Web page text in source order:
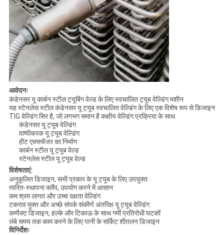
आवेदनः
कंडेनसर यू कार्बन स्टील ट्यूबिंग वेल्ड के लिए स्वचालित ट्यूब वेल्डिंग मशीन
यह स्टेनलेस स्टील कंडेनसर यू ट्यूब स्वचालित वेल्डिंग के लिए एक विशेष रूप से डिजाइन
TIG वेल्डिंग सिर है, जो लगभग समान है कक्षीय वेल्डिंग प्रक्रिया के साथ
कंडेनसर यू ट्यूब वेल्डिंग
वाष्पीकरक यू ट्यूब वेल्डिंग
हीट एक्सचेंजर का निर्माण
कार्बन स्टील यू ट्यूब वेल्ड
स्टेनलेस स्टील यू ट्यूब वेल्ड
विशेषताएं:
अनुकूलित डिजाइन, सभी प्रकार के यू ट्यूब के लिए उपयुक्त
त्वरित-स्थापना क्लैंप, उपयोग करने में आसान
कम श्रम लागत और उच्च दक्षता वेल्डिंग
टकराव मुक्त और अच्छे संपर्क संकीर्ण अंतरिक्ष यू ट्यूब वेल्डिंग
कम्पैक्ट डिजाइन, हल्के और टिकाऊ के साथ गर्मी प्रतिरोधी घटकों
लंबे समय तक काम करने के लिए पानी के सर्किट शीतलन डिजाइन
विनिर्देशः